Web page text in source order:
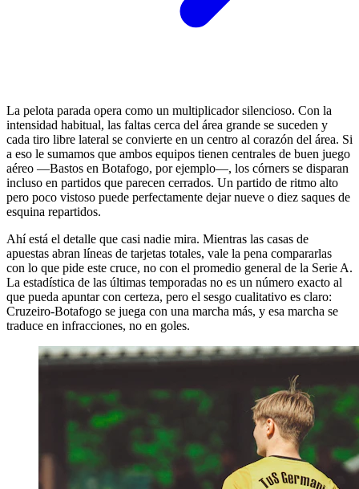
La pelota parada opera como un multiplicador silencioso. Con la
intensidad habitual, las faltas cerca del área grande se suceden y
cada tiro libre lateral se convierte en un centro al corazón del área. Si
a eso le sumamos que ambos equipos tienen centrales de buen juego
aéreo —Bastos en Botafogo, por ejemplo—, los córners se disparan
incluso en partidos que parecen cerrados. Un partido de ritmo alto
pero poco vistoso puede perfectamente dejar nueve o diez saques de
esquina repartidos.
Ahí está el detalle que casi nadie mira. Mientras las casas de
apuestas abran líneas de tarjetas totales, vale la pena compararlas
con lo que pide este cruce, no con el promedio general de la Serie A.
La estadística de las últimas temporadas no es un número exacto al
que pueda apuntar con certeza, pero el sesgo cualitativo es claro:
Cruzeiro-Botafogo se juega con una marcha más, y esa marcha se
traduce en infracciones, no en goles.